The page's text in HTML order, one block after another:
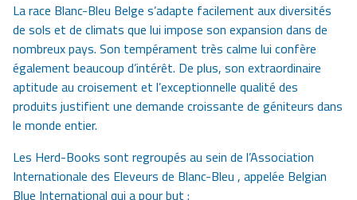
La race Blanc-Bleu Belge s’adapte facilement aux diversités
de sols et de climats que lui impose son expansion dans de
nombreux pays. Son tempérament très calme lui confère
également beaucoup d’intérêt. De plus, son extraordinaire
aptitude au croisement et l’exceptionnelle qualité des
produits justifient une demande croissante de géniteurs dans
le monde entier.
Les Herd-Books sont regroupés au sein de l’Association
Internationale des Eleveurs de Blanc-Bleu , appelée Belgian
Blue International qui a pour but :